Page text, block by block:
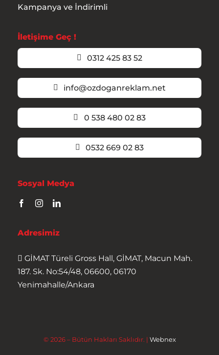
Kampanya ve İndirimli
İletişime Geç !
0312 425 83 52
info@ozdoganreklam.net
0 538 480 02 83
0532 669 02 83
Sosyal Medya
Adresimiz
GİMAT Türeli Gross Hall, GİMAT, Macun Mah.
187. Sk. No:54/48, 06600, 06170
Yenimahalle/Ankara
© 2026 – Bütün Hakları Saklıdır. | Webnex